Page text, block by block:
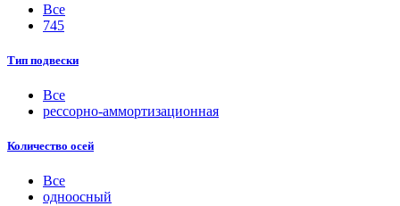
Все
745
Тип подвески
Все
рессорно-аммортизационная
Количество осей
Все
одноосный